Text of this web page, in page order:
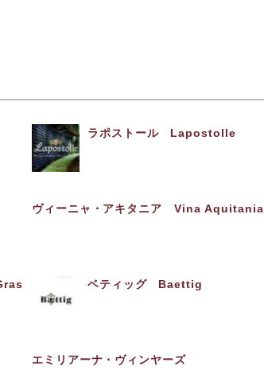
ラポストール Lapostolle
ヴィーニャ・アキタニア Vina Aquitania
ベティッグ Baettig
エミリアーナ・ヴィンヤーズ